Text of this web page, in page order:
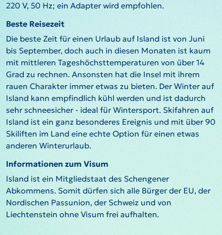
220 V, 50 Hz; ein Adapter wird empfohlen.
Beste Reisezeit
Die beste Zeit für einen Urlaub auf Island ist von Juni
bis September, doch auch in diesen Monaten ist kaum
mit mittleren Tageshöchsttemperaturen von über 14
Grad zu rechnen. Ansonsten hat die Insel mit ihrem
rauen Charakter immer etwas zu bieten. Der Winter auf
Island kann empfindlich kühl werden und ist dadurch
sehr schneesicher - ideal für Wintersport. Skifahren auf
Island ist ein ganz besonderes Ereignis und mit über 90
Skiliften im Land eine echte Option für einen etwas
anderen Winterurlaub.
Informationen zum Visum
Island ist ein Mitgliedstaat des Schengener
Abkommens. Somit dürfen sich alle Bürger der EU, der
Nordischen Passunion, der Schweiz und von
Liechtenstein ohne Visum frei aufhalten.